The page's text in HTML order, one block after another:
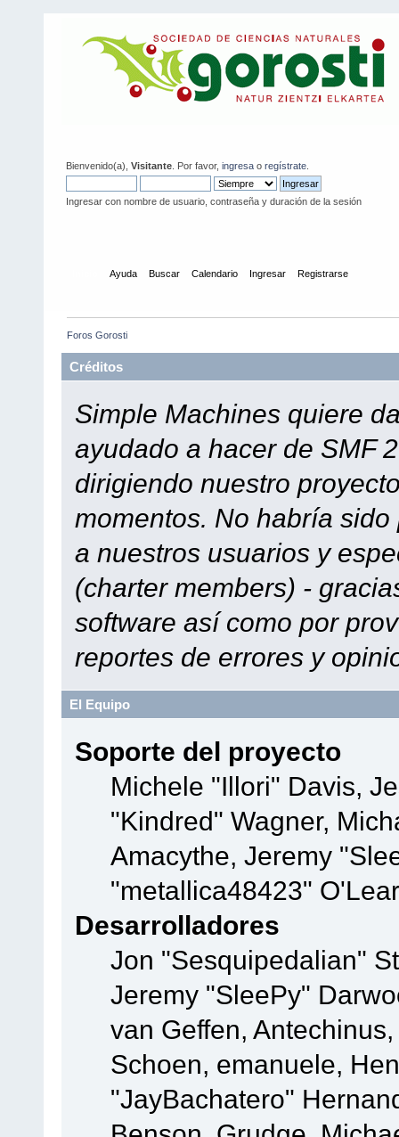
Bienvenido(a), Visitante . Por favor, ingresa o regístrate
Ingresar con nombre de usuario, contraseña y duración de la sesión
Ayuda Buscar Calendario Ingresar Registrarse
Foros Gorosti
Créditos
Simple Machines quiere
ayudado a hacer de SMF
dirigiendo nuestro
momentos. No habría
a nuestros usuarios y
(charter members) -
software así como por
reportes de errores y
El Equipo
Soporte del proyecto
Michele "Illori" Davis,
"Kindred" Wagner,
Amacythe, Jeremy
"metallica48423"
Desarrolladores
Jon "Sesquipedalian"
Jeremy "SleePy"
van Geffen,
Schoen, emanuele,
"JayBachatero"